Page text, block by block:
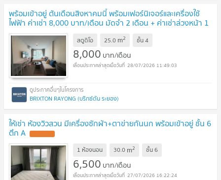
พร้อมเข้าอยู่ ต้นเดือนสิงหาคมนี้ พร้อมเฟอร์นิเจอร์และเครื่องใช้
ไฟฟ้า ค่าเช่า 8,000 บาท/เดือน มัดจำ 2 เดือน + ค่าเช่าล่วงหน้า 1
เดือน รวม 24,000 บาท
สตูดิโอ 25.0 m2 ชั้น4
8,000 บาท/เดือน
28/07/2026 11:49:03
BRIXTON RAYONG (บริกซ์ตัน ระยอง)
ให้เช่า ห้องวิวสวน มีเครื่องซักผ้า+ตาข่ายกันนก พร้อมเข้าอยู่ ชั้น 6
ตึก A
1 ห้องนอน 30.0 m2 ชั้น6
6,500 บาท/เดือน
27/07/2026 16:22:24